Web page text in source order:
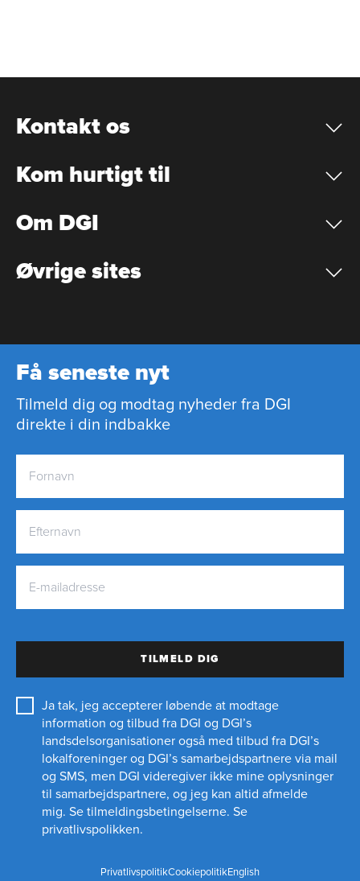
895 kr.*
* 1.135 kr. for ikke-medlemmer af DGI
Kontakt os
Kom hurtigt til
Om DGI
Øvrige sites
Få seneste nyt
Tilmeld dig og modtag nyheder fra DGI
direkte i din indbakke
TILMELD DIG
Ja tak, jeg accepterer løbende at modtage
information og tilbud fra DGI og DGI’s
landsdelsorganisationer også med tilbud fra DGI’s
lokalforeninger og DGI’s samarbejdspartnere via mail
og SMS, men DGI videregiver ikke mine oplysninger
til samarbejdspartnere, og jeg kan altid afmelde
mig. Se tilmeldingsbetingelserne. Se
privatlivspolikken.
PrivatlivspolitikCookiepolitikEnglish